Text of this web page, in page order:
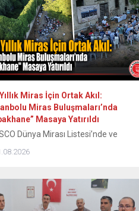
her yıl yüz binlerce ziyaretçiyi
tarihi ilçede yılın ilk yarısındaki
Miras İçin Ortak Akıl:
Miras Buluşmaları’nda
Masaya Yatırıldı
Dünya Mirası Listesi’nde ve
kent Safranbolu’da, kentin tarihsel ve
hedefleyen “Safranbolu Miras
serisinin ikincisi
Safranbolu Belediyesi